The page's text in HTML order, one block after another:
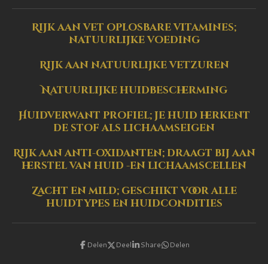
Rijk aan vet oplosbare vitamines;
natuurlijke voeding
Rijk aan natuurlijke vetzuren
Natuurlijke huidbescherming
Huidverwant profiel; je huid herkent
de stof als lichaamseigen
Rijk aan anti-oxidanten; draagt bij aan
herstel van huid -en lichaamscellen
Zacht en mild; geschikt voor alle
huidtypes en huidcondities
Delen Deel Share Delen